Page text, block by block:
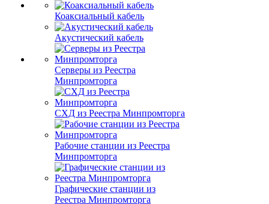
Коаксиальный кабель
Акустический кабель
Серверы из Реестра
Минпромторга
СХД из Реестра Минпромторга
Рабочие станции из Реестра
Минпромторга
Графические станции из
Реестра Минпромторга